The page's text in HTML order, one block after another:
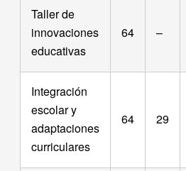
Taller de
innovaciones
educativas
64 –
Integración
escolar y
adaptaciones
curriculares
64 29